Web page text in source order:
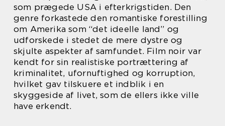
som prægede USA i efterkrigstiden. Den
genre forkastede den romantiske forestilling
om Amerika som “det ideelle land” og
udforskede i stedet de mere dystre og
skjulte aspekter af samfundet. Film noir var
kendt for sin realistiske portrættering af
kriminalitet, ufornuftighed og korruption,
hvilket gav tilskuere et indblik i en
skyggeside af livet, som de ellers ikke ville
have erkendt.